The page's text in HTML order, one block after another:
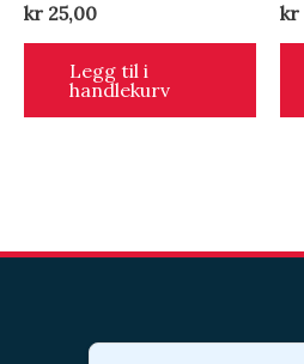
kr 25,00
Legg til i
handlekurv
kr